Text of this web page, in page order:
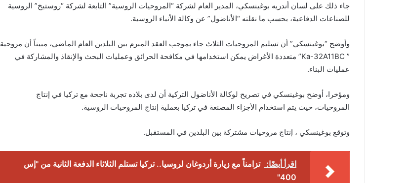
جاء ذلك على لسان أندريه بوغينسكي، المدير العام لشركة “المروحيات الروسية” التابعة لشركة “روستيخ” الروسية
للصناعات الدفاعية، بحسب ما نقلته “الأناضول” عن وكالة الأنباء الروسية.
وأوضح “بوغينسكي” أن تسليم المروحيات الثلاث جاء بموجب العقد المبرم بين البلدين العام الماضي، مبيناً أن مروحية
” Ka-32A11BC” متعددة الأغراض يمكن استخدامها في مكافحة الحرائق وعمليات البحث والإنقاذ والمشاركة في
عمليات البناء.
ومؤخرا، أوضح بوغينسكي في تصريح لوكالة الأناضول التركية أن لدى بلاده تجربة ناجحة مع تركيا في إنتاج
المروحيات، حيث يتم استخدام الأجزاء المصنعة في تركيا بعملية إنتاج المروحيات الروسية.
وتوقع بوغينسكي ، إنتاج مروحيات مشتركة بين البلدين في المستقبل.
اقرأ أيضًا:
تزامناً مع زيارة أردوغان لروسيا.. تركيا تستلم الثلاثاء الدفعة الثانية من "إس
400"